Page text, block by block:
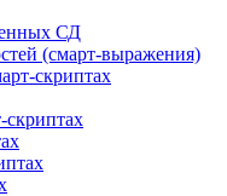
СД
(смарт-выражения)
скриптах
скриптах